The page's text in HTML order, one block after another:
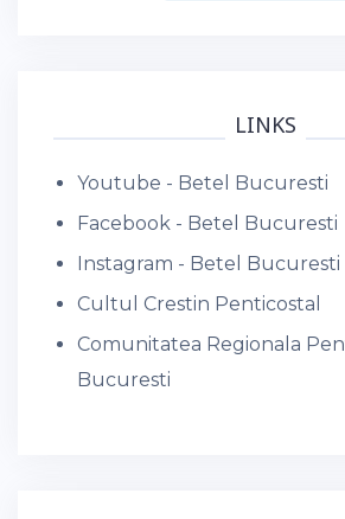
LINKS
Youtube - Betel Bucuresti
Facebook - Betel Bucuresti
Instagram - Betel Bucuresti
Cultul Crestin Penticostal
Comunitatea Regionala
Bucuresti